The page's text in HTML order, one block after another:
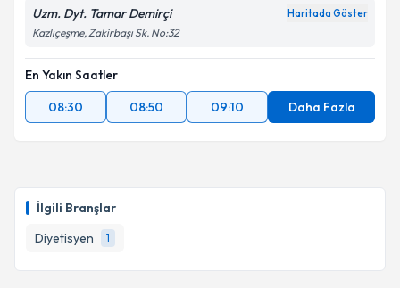
İlgili Branşlar
Diyetisyen
1
Takvim Talebini Gönder
Uzm. Dyt. Tamar Demirçi Haritada Göster
Kazlıçeşme, Zakirbaşı Sk. No:32
En Yakın Saatler
08:30
08:50 09:10 Daha Fazla